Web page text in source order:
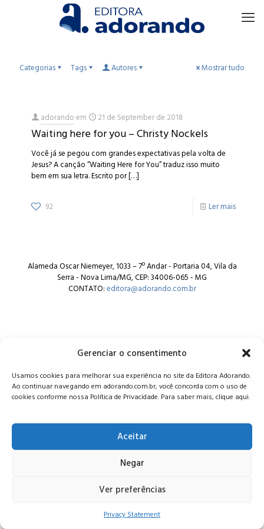
Gerenciar o consentimento
Usamos cookies para melhorar sua experiência no site da Editora Adorando.
Ao continuar navegando em adorando.com.br, você concorda com o uso de
cookies conforme nossa Política de Privacidade. Para saber mais, clique aqui.
Aceitar
Negar
Ver preferências
Privacy Statement
Categorias Tags Autores Mostrar tudo
adorandoem 21 de September de 2018
Waiting here for you – Christy Nockels
Você já se pegou com grandes expectativas pela volta de
Jesus? A canção “Waiting Here for You” traduz isso muito
bem em sua letra. Escrito por[…]
92 Ler mais
Alameda Oscar Niemeyer, 1033 – 7º Andar - Portaria 04, Vila da
Serra - Nova Lima/MG, CEP: 34006-065 - MG
CONTATO:editora@adorando.com.br
© Editora Adorando 2026. Todos os direitos reservados.
Consulte nossapolítica de privacidade.